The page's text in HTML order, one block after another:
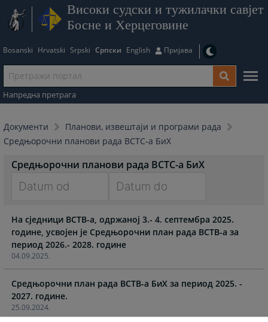
Високи судски и тужилачки савјет
Босне и Херцеговине
Bosanski Hrvatski Srpski Српски English Пријава
Напредна претрага
Документи
Планови, извештаји и програми рада
Средњорочни планови рада ВСТС-а БиХ
Средњорочни планови рада ВСТС-а БиХ
forward
to
interact
with
the
calendar
and
select
forward
to
interact
the
calendar
04.09.2025.
На сједници ВСТВ-а, одржаној 3.- 4. септембра 2025.
године, усвојен је Средњорочни план рада ВСТВ-а за
период 2026.- 2028. године
25.09.2024.
Средњорочни план рада ВСТВ-а БиХ за период 2025. -
2027. године.